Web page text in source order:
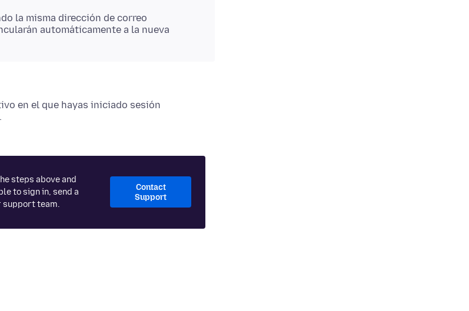
la misma dirección de correo
automáticamente a la nueva
en el que hayas iniciado sesión
steps above and
to sign in, send a
support team.
Contact
Support